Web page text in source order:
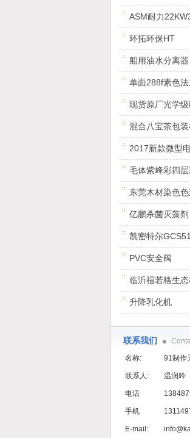
ASM耐力
环拓环保HT
船用油水分离器
单面288f素色
现货原厂光学
混合八宝茶包
2017新款微型
毛体紫峰彩四
东莞木材染色色
亿鹏杀菌灭藻剂
凯密特尔
PVC安全阀
临沂福若格生态
升降乳化机
联系我们
名称: 91制作
联系人: 温润吟
电话
手机
E-mail: